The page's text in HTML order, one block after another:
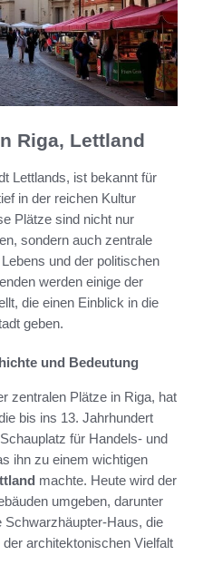
Riga, Lettland
Lettlands, ist bekannt für
in der reichen Kultur
Plätze sind nicht nur
sondern auch zentrale
und der politischen
werden einige der
die einen Einblick in die
geben.
und Bedeutung
zentralen Plätze in Riga, hat
bis ins 13. Jahrhundert
für Handels- und
ihn zu einem wichtigen
machte. Heute wird der
umgeben, darunter
Schwarzhäupter-Haus, die
architektonischen Vielfalt